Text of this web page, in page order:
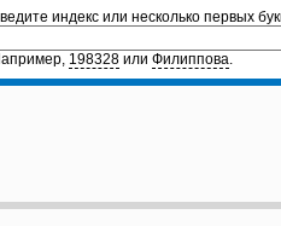
индекс или несколько первых
198328 или Филиппова.